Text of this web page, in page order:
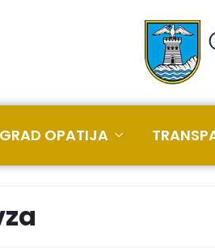
GRAD OPATIJA